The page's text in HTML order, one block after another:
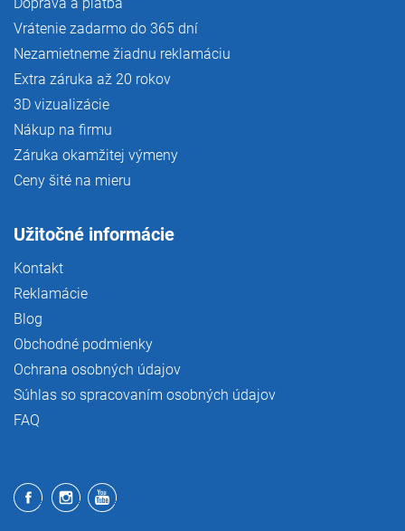
Vrátenie zadarmo do 365 dní
Nezamietneme žiadnu reklamáciu
Extra záruka až 20 rokov
3D vizualizácie
Nákup na firmu
Záruka okamžitej výmeny
Ceny šité na mieru
Užitočné informácie
Kontakt
Reklamácie
Blog
Obchodné podmienky
Ochrana osobných údajov
Súhlas so spracovaním osobných údajov
FAQ